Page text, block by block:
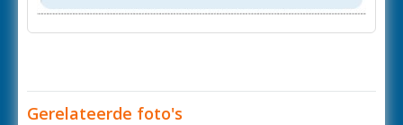
Gerelateerde foto's